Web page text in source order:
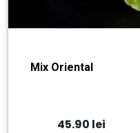
Mix Oriental
45.90 lei